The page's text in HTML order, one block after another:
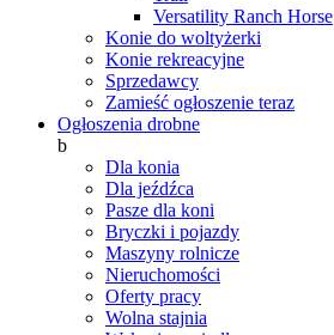
Versatility Ranch Horse
Konie do woltyżerki
Konie rekreacyjne
Sprzedawcy
Zamieść ogłoszenie teraz
Ogłoszenia drobne
b
Dla konia
Dla jeźdźca
Pasze dla koni
Bryczki i pojazdy
Maszyny rolnicze
Nieruchomości
Oferty pracy
Wolna stajnia